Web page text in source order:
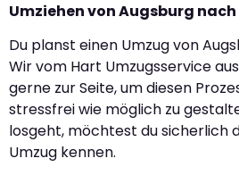
Umziehen von Augsburg
Du planst einen Umzug von
Wir vom Hart Umzugsservice
gerne zur Seite, um diesen
stressfrei wie möglich zu
losgeht, möchtest du sicherlich
Umzug kennen.